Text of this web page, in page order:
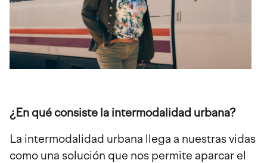
¿En qué consiste la intermodalidad urbana?
La intermodalidad urbana llega a nuestras vidas
como una solución que nos permite aparcar el